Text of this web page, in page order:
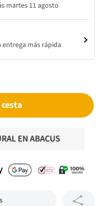
martes 11 agosto
más rápida